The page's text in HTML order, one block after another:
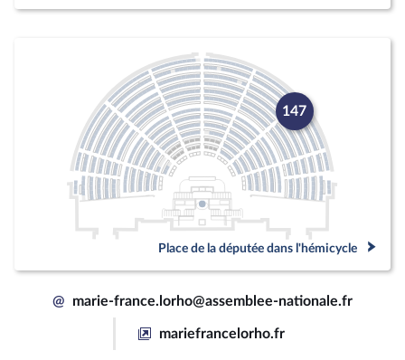
147
Place de la députée dans l'hémicycle
@ marie-france.lorho@assemblee-nationale.fr
mariefrancelorho.fr